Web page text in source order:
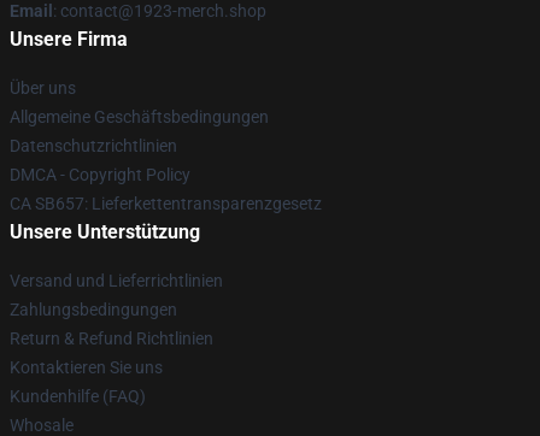
Email : contact@1923-merch.shop
Unsere Firma
Über uns
Allgemeine Geschäftsbedingungen
Datenschutzrichtlinien
DMCA - Copyright Policy
CA SB657: Lieferkettentransparenzgesetz
Unsere Unterstützung
Versand und Lieferrichtlinien
Zahlungsbedingungen
Return & Refund Richtlinien
Kontaktieren Sie uns
Kundenhilfe (FAQ)
Whosale